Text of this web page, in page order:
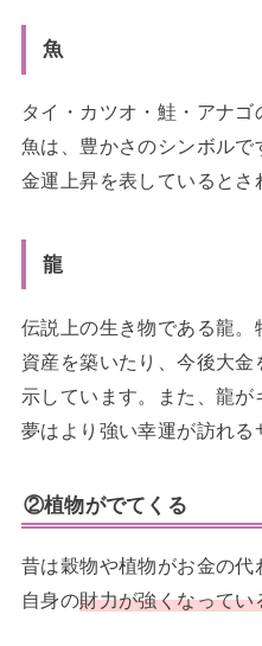
魚
タイ・カツオ・鮭・アナ
魚は、豊かさのシンボル
金運上昇を表しているとさ
龍
伝説上の生き物である龍
資産を築いたり、今後大
示しています。また、龍
夢はより強い幸運が訪れる
②植物がでてくる
昔は穀物や植物がお金の代
自身の財力が強くなって